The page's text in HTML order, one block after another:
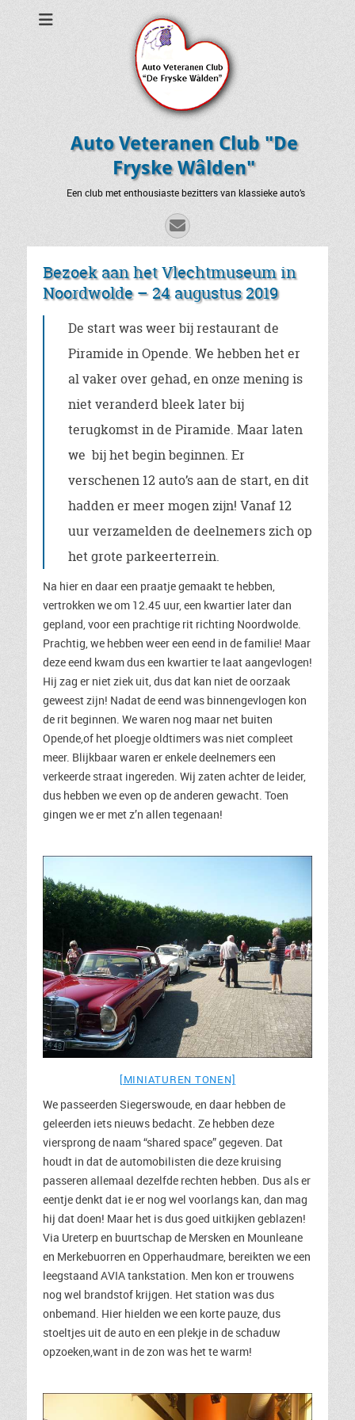
Auto Veteranen Club "De
Fryske Wâlden"
Een club met enthousiaste bezitters van klassieke auto’s
E-
mail
Bezoek aan het Vlechtmuseum in
Noordwolde – 24 augustus 2019
De start was weer bij restaurant de
Piramide in Opende. We hebben het er
al vaker over gehad, en onze mening is
niet veranderd bleek later bij
terugkomst in de Piramide. Maar laten
we bij het begin beginnen. Er
verschenen 12 auto’s aan de start, en dit
hadden er meer mogen zijn! Vanaf 12
uur verzamelden de deelnemers zich op
het grote parkeerterrein.
Na hier en daar een praatje gemaakt te hebben,
vertrokken we om 12.45 uur, een kwartier later dan
gepland, voor een prachtige rit richting Noordwolde.
Prachtig, we hebben weer een eend in de familie! Maar
deze eend kwam dus een kwartier te laat aangevlogen!
Hij zag er niet ziek uit, dus dat kan niet de oorzaak
geweest zijn! Nadat de eend was binnengevlogen kon
de rit beginnen. We waren nog maar net buiten
Opende,of het ploegje oldtimers was niet compleet
meer. Blijkbaar waren er enkele deelnemers een
verkeerde straat ingereden. Wij zaten achter de leider,
dus hebben we even op de anderen gewacht. Toen
gingen we er met z’n allen tegenaan!
[MINIATUREN TONEN]
We passeerden Siegerswoude, en daar hebben de
geleerden iets nieuws bedacht. Ze hebben deze
viersprong de naam “shared space” gegeven. Dat
houdt in dat de automobilisten die deze kruising
passeren allemaal dezelfde rechten hebben. Dus als er
eentje denkt dat ie er nog wel voorlangs kan, dan mag
hij dat doen! Maar het is dus goed uitkijken geblazen!
Via Ureterp en buurtschap de Mersken en Mounleane
en Merkebuorren en Opperhaudmare, bereikten we een
leegstaand AVIA tankstation. Men kon er trouwens
nog wel brandstof krijgen. Het station was dus
onbemand. Hier hielden we een korte pauze, dus
stoeltjes uit de auto en een plekje in de schaduw
opzoeken,want in de zon was het te warm!